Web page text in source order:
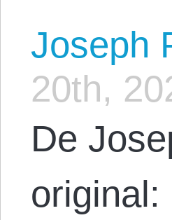
Joseph
20th,
De